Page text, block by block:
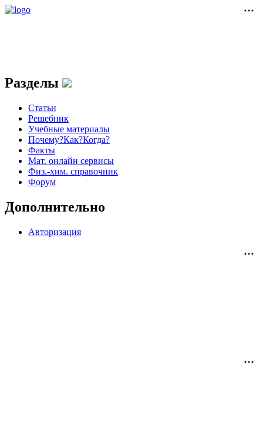
Разделы
Статьи
Решебник
Учебные материалы
Почему?Как?Когда?
Факты
Мат. онлайн сервисы
Физ.-хим. справочник
Форум
Дополнительно
Авторизация